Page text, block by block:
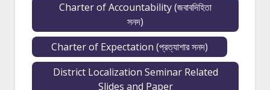
Charter of Accountability (জবাবদিহিতা
সনদ)
Charter of Expectation (প্রত্যাশার সনদ)
District Localization Seminar Related
Slides and Paper